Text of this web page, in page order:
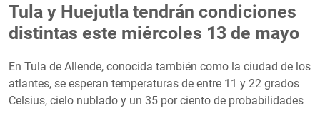
Tula y Huejutla tendrán condiciones
distintas este miércoles 13 de mayo
En Tula de Allende, conocida también como la ciudad de los
atlantes, se esperan temperaturas de entre 11 y 22 grados
Celsius, cielo nublado y un 35 por ciento de probabilidades